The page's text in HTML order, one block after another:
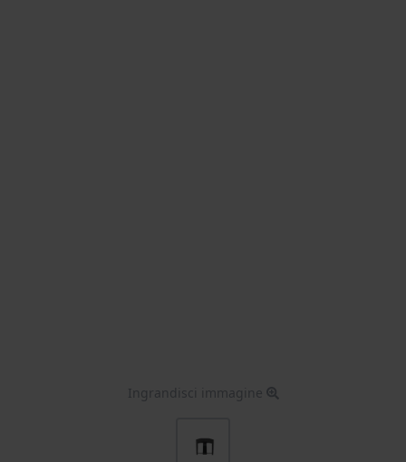
Ingrandisci immagine